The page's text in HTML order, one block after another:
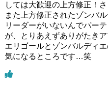
しては大歓迎の上方修正！
また上方修正されたゾンバ
リーダーがいないんでパー
が、とりあえずありがたき
エリゴールとゾンバルディ
気になるところです…笑